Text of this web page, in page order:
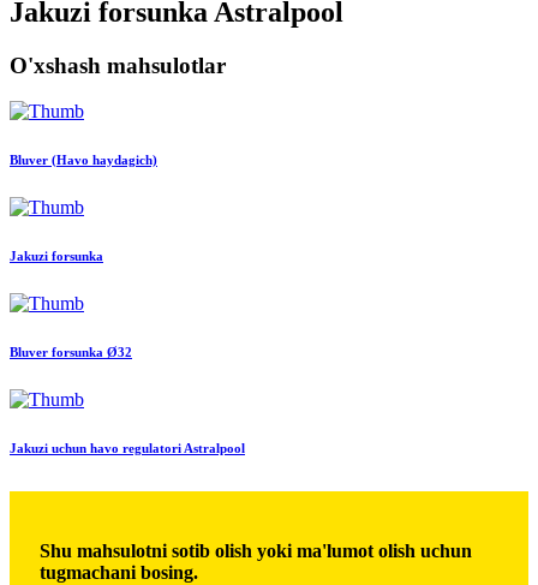
Jakuzi forsunka Astralpool
O'xshash mahsulotlar
Bluver (Havo haydagich)
Jakuzi forsunka
Bluver forsunka Ø32
Jakuzi uchun havo regulatori Astralpool
Shu mahsulotni sotib olish yoki ma'lumot olish uchun
tugmachani bosing.